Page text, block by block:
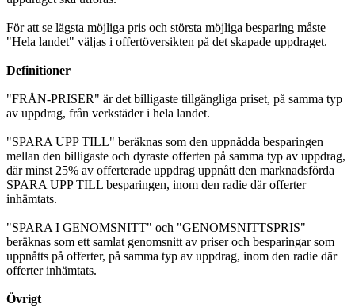
För att se lägsta möjliga pris och största möjliga besparing måste
"Hela landet" väljas i offertöversikten på det skapade uppdraget.
Definitioner
"FRÅN-PRISER" är det billigaste tillgängliga priset, på samma typ
av uppdrag, från verkstäder i hela landet.
"SPARA UPP TILL" beräknas som den uppnådda besparingen
mellan den billigaste och dyraste offerten på samma typ av uppdrag,
där minst 25% av offerterade uppdrag uppnått den marknadsförda
SPARA UPP TILL besparingen, inom den radie där offerter
inhämtats.
"SPARA I GENOMSNITT" och "GENOMSNITTSPRIS"
beräknas som ett samlat genomsnitt av priser och besparingar som
uppnåtts på offerter, på samma typ av uppdrag, inom den radie där
offerter inhämtats.
Övrigt